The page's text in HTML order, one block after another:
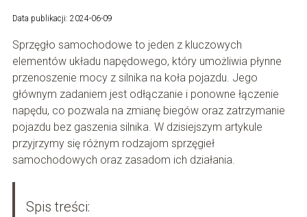
Data publikacji: 2024-06-09
Sprzęgło samochodowe to jeden z kluczowych
elementów układu napędowego, który umożliwia płynne
przenoszenie mocy z silnika na koła pojazdu. Jego
głównym zadaniem jest odłączanie i ponowne łączenie
napędu, co pozwala na zmianę biegów oraz zatrzymanie
pojazdu bez gaszenia silnika. W dzisiejszym artykule
przyjrzymy się różnym rodzajom sprzęgieł
samochodowych oraz zasadom ich działania.
Spis treści: